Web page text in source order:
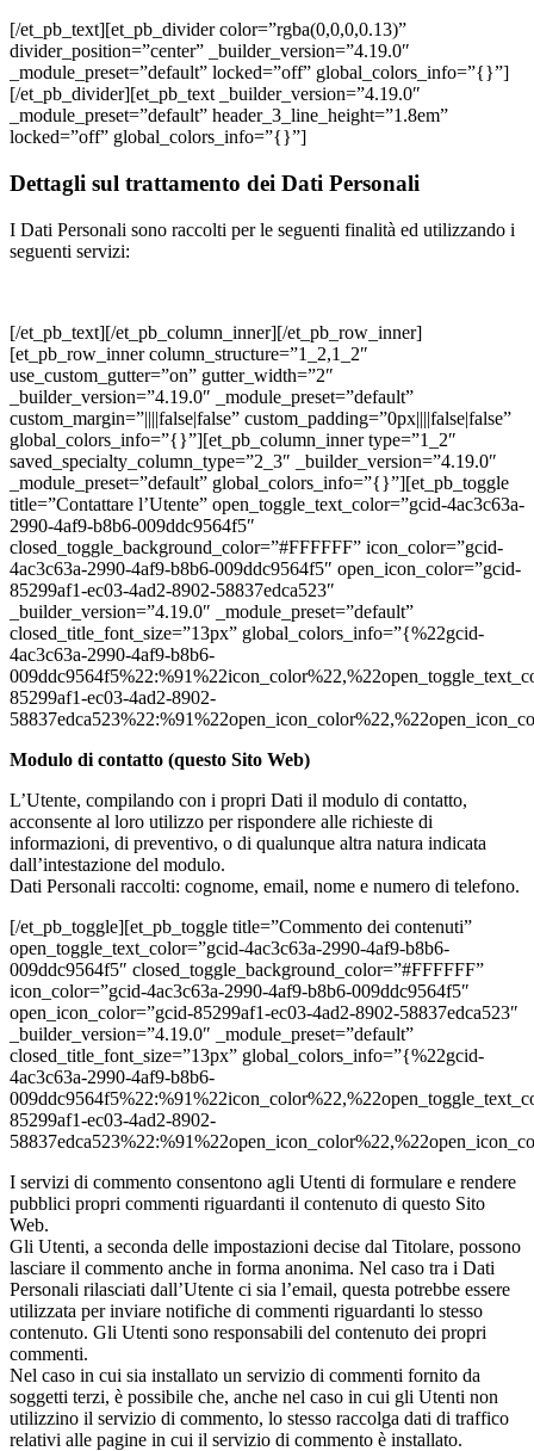
[/et_pb_text][et_pb_divider color=”rgba(0,0,0,0.13)”
divider_position=”center” _builder_version=”4.19.0″
_module_preset=”default” locked=”off” global_colors_info=”{}”]
[/et_pb_divider][et_pb_text _builder_version=”4.19.0″
_module_preset=”default” header_3_line_height=”1.8em”
locked=”off” global_colors_info=”{}”]
Dettagli sul trattamento dei Dati Personali
I Dati Personali sono raccolti per le seguenti finalità ed utilizzando i
seguenti servizi:
[/et_pb_text][/et_pb_column_inner][/et_pb_row_inner]
[et_pb_row_inner column_structure=”1_2,1_2″
use_custom_gutter=”on” gutter_width=”2″
_builder_version=”4.19.0″ _module_preset=”default”
custom_margin=”||||false|false” custom_padding=”0px||||false|false”
global_colors_info=”{}”][et_pb_column_inner type=”1_2″
saved_specialty_column_type=”2_3″ _builder_version=”4.19.0″
_module_preset=”default” global_colors_info=”{}”][et_pb_toggle
title=”Contattare l’Utente” open_toggle_text_color=”gcid-4ac3c63a-
2990-4af9-b8b6-009ddc9564f5″
closed_toggle_background_color=”#FFFFFF” icon_color=”gcid-
4ac3c63a-2990-4af9-b8b6-009ddc9564f5″ open_icon_color=”gcid-
85299af1-ec03-4ad2-8902-58837edca523″
_builder_version=”4.19.0″ _module_preset=”default”
closed_title_font_size=”13px” global_colors_info=”{%22gcid-
4ac3c63a-2990-4af9-b8b6-
85299af1-ec03-4ad2-8902-
Modulo di contatto (questo Sito Web)
L’Utente, compilando con i propri Dati il modulo di contatto,
acconsente al loro utilizzo per rispondere alle richieste di
informazioni, di preventivo, o di qualunque altra natura indicata
dall’intestazione del modulo.
Dati Personali raccolti: cognome, email, nome e numero di telefono.
[/et_pb_toggle][et_pb_toggle title=”Commento dei contenuti”
open_toggle_text_color=”gcid-4ac3c63a-2990-4af9-b8b6-
009ddc9564f5″ closed_toggle_background_color=”#FFFFFF”
icon_color=”gcid-4ac3c63a-2990-4af9-b8b6-009ddc9564f5″
open_icon_color=”gcid-85299af1-ec03-4ad2-8902-58837edca523″
_builder_version=”4.19.0″ _module_preset=”default”
closed_title_font_size=”13px” global_colors_info=”{%22gcid-
4ac3c63a-2990-4af9-b8b6-
85299af1-ec03-4ad2-8902-
I servizi di commento consentono agli Utenti di formulare e rendere
pubblici propri commenti riguardanti il contenuto di questo Sito
Web.
Gli Utenti, a seconda delle impostazioni decise dal Titolare, possono
lasciare il commento anche in forma anonima. Nel caso tra i Dati
Personali rilasciati dall’Utente ci sia l’email, questa potrebbe essere
utilizzata per inviare notifiche di commenti riguardanti lo stesso
contenuto. Gli Utenti sono responsabili del contenuto dei propri
commenti.
Nel caso in cui sia installato un servizio di commenti fornito da
soggetti terzi, è possibile che, anche nel caso in cui gli Utenti non
utilizzino il servizio di commento, lo stesso raccolga dati di traffico
relativi alle pagine in cui il servizio di commento è installato.